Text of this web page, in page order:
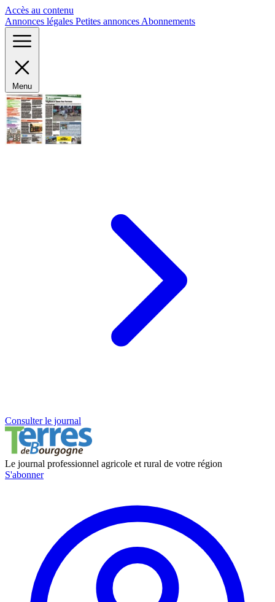
Accès au contenu
Annonces légales Petites annonces Abonnements
Menu
Consulter le journal
Le journal professionnel agricole et rural de votre région
S'abonner
Panneau de gestion des cookies